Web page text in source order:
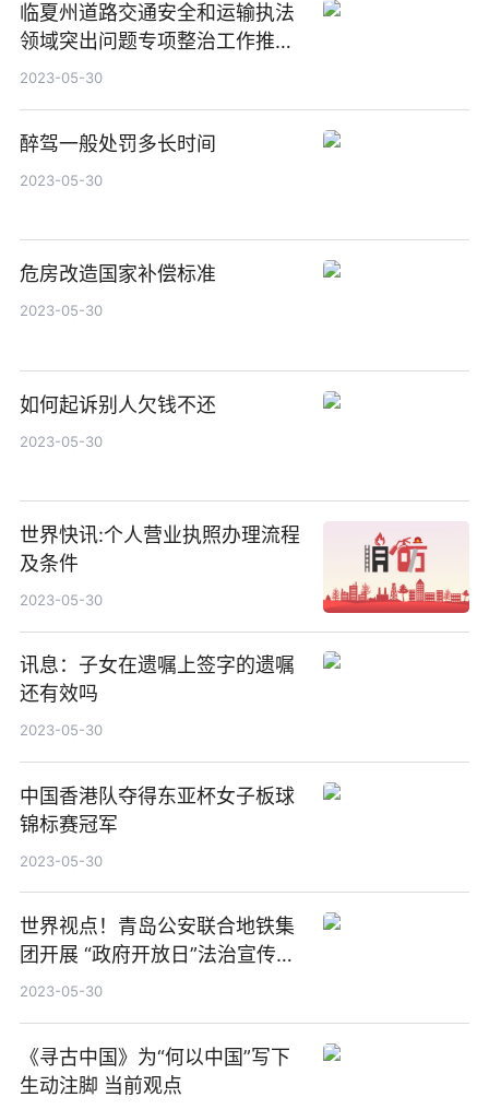
临夏州道路交通安全和运输执法
领域突出问题专项整治工作推进
会召开
2023-05-30
醉驾一般处罚多长时间
2023-05-30
危房改造国家补偿标准
2023-05-30
如何起诉别人欠钱不还
2023-05-30
世界快讯:个人营业执照办理流程
及条件
2023-05-30
讯息：子女在遗嘱上签字的遗嘱
还有效吗
2023-05-30
中国香港队夺得东亚杯女子板球
锦标赛冠军
2023-05-30
世界视点！青岛公安联合地铁集
团开展 “政府开放日”法治宣传活
动
2023-05-30
《寻古中国》为“何以中国”写下
生动注脚 当前观点